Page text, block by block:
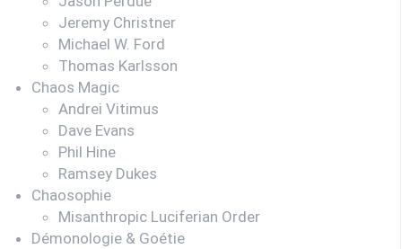
Jeremy Christner
Michael W. Ford
Thomas Karlsson
Chaos Magic
Andrei Vitimus
Dave Evans
Phil Hine
Ramsey Dukes
Chaosophie
Misanthropic Luciferian Order
Démonologie & Goétie